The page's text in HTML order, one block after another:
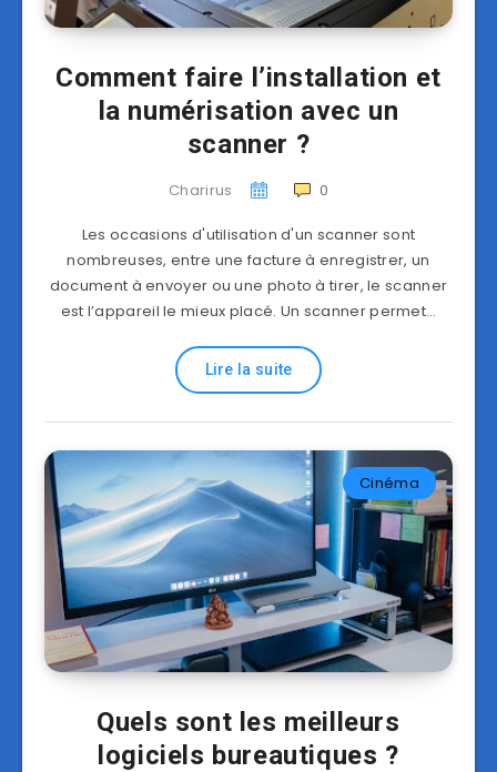
Comment faire l’installation et
la numérisation avec un
scanner ?
Charirus 0
Les occasions d'utilisation d'un scanner sont
nombreuses, entre une facture à enregistrer, un
document à envoyer ou une photo à tirer, le scanner
est l’appareil le mieux placé. Un scanner permet…
Lire la suite
Cinéma
Quels sont les meilleurs
logiciels bureautiques ?